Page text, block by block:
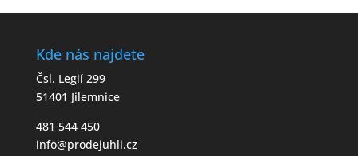
Kde nás najdete
Čsl. Legií 299
51401 Jilemnice
481 544 450
info@prodejuhli.cz